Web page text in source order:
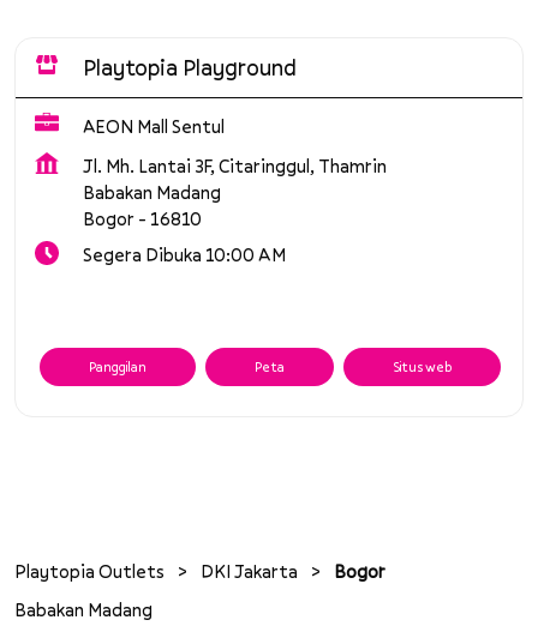
Playtopia Playground
AEON Mall Sentul
Jl. Mh. Lantai 3F, Citaringgul, Thamrin
Babakan Madang
Bogor - 16810
Segera Dibuka 10:00 AM
Panggilan Peta Situs web
Playtopia Outlets DKI Jakarta
Bogor
Babakan Madang